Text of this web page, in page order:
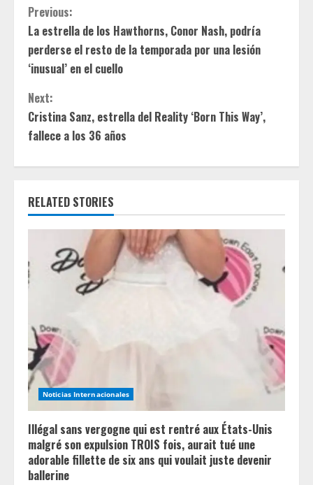
C
o
n
t
i
n
u
e
e
d
i
n
g
Previous:
La estrella de los Hawthorns, Conor Nash, podría
perderse el resto de la temporada por una lesión
‘inusual’ en el cuello
Next:
Cristina Sanz, estrella del Reality ‘Born This Way’,
fallece a los 36 años
RELATED STORIES
Noticias Internacionales
Illégal sans vergogne qui est rentré aux États-Unis
malgré son expulsion TROIS fois, aurait tué une
adorable fillette de six ans qui voulait juste devenir
ballerine